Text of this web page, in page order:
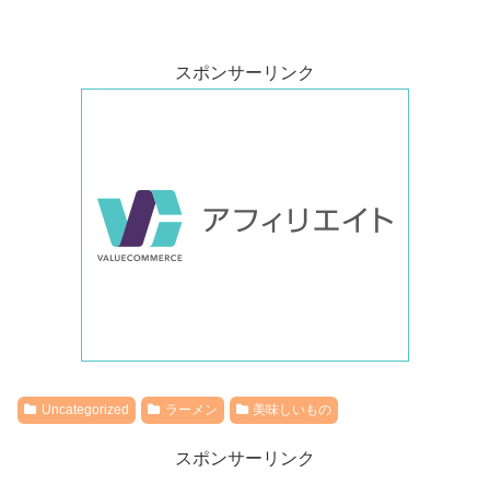
スポンサーリンク
Uncategorized ラーメン 美味しいもの
スポンサーリンク